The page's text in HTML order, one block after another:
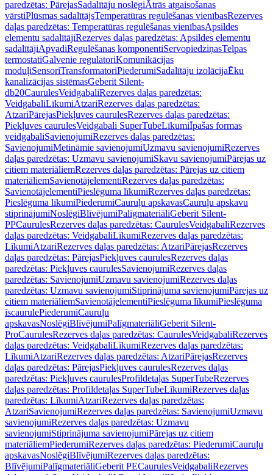
paredzētas: PārejasSadalītāju noslēgiĀtrās atgaisošanas
vārstiPlūsmas sadalītājsTemperatūras regulēšanas vienībasRezerves
daļas paredzētas: Temperatūras regulēšanas vienībasApsildes
elementu sadalītājiRezerves daļas paredzētas: Apsildes elementu
sadalītājiApvadiRegulēšanas komponentiServopiedziņasTelpas
termostatiGalvenie regulatoriKomunikācijas
moduļiSensoriTransformatoriPiederumiSadalītāju izolācijaĒku
kanalizācijas sistēmasGeberit Silent-
db20CaurulesVeidgabaliRezerves daļas paredzētas:
VeidgabaliLīkumiAtzariRezerves daļas paredzētas:
AtzariPārejasPiekļuves caurulesRezerves daļas paredzētas:
Piekļuves caurulesVeidgabali SuperTubeLīkumiĪpašas formas
veidgabaliSavienojumiRezerves daļas paredzētas:
SavienojumiMetināmie savienojumiUzmavu savienojumiRezerves
daļas paredzētas: Uzmavu savienojumiSkavu savienojumiPārejas uz
citiem materiāliemRezerves daļas paredzētas: Pārejas uz citiem
materiāliemSavienotājelementiRezerves daļas paredzētas:
SavienotājelementiPieslēguma līkumiRezerves daļas paredzētas:
Pieslēguma līkumiPiederumiCauruļu apskavasCauruļu apskavu
stiprinājumiNoslēgiBlīvējumiPalīgmateriāliGeberit Silent-
PPCaurulesRezerves daļas paredzētas: CaurulesVeidgabaliRezerves
daļas paredzētas: VeidgabaliLīkumiRezerves daļas paredzētas:
LīkumiAtzariRezerves daļas paredzētas: AtzariPārejasRezerves
daļas paredzētas: PārejasPiekļuves caurulesRezerves daļas
paredzētas: Piekļuves caurulesSavienojumiRezerves daļas
paredzētas: SavienojumiUzmavu savienojumiRezerves daļas
paredzētas: Uzmavu savienojumiStiprinājuma savienojumiPārejas uz
citiem materiāliemSavienotājelementiPieslēguma līkumiPieslēguma
īscaurulePiederumiCauruļu
apskavasNoslēgiBlīvējumiPalīgmateriāliGeberit Silent-
ProCaurulesRezerves daļas paredzētas: CaurulesVeidgabaliRezerves
daļas paredzētas: VeidgabaliLīkumiRezerves daļas paredzētas:
LīkumiAtzariRezerves daļas paredzētas: AtzariPārejasRezerves
daļas paredzētas: PārejasPiekļuves caurulesRezerves daļas
paredzētas: Piekļuves caurulesProfildetaļas SuperTubeRezerves
daļas paredzētas: Profildetaļas SuperTubeLīkumiRezerves daļas
paredzētas: LīkumiAtzariRezerves daļas paredzētas:
AtzariSavienojumiRezerves daļas paredzētas: SavienojumiUzmavu
savienojumiRezerves daļas paredzētas: Uzmavu
savienojumiStiprinājuma savienojumiPārejas uz citiem
materiāliemPiederumiRezerves daļas paredzētas: PiederumiCauruļu
apskavasNoslēgiBlīvējumiRezerves daļas paredzētas:
BlīvējumiPalīgmateriāliGeberit PECaurulesVeidgabaliRezerves